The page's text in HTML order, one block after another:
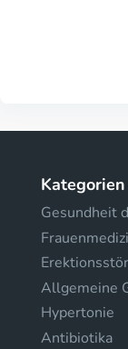
Kategorien
Gesundheit
Allgemeine
Hypertonie
Antibiotika